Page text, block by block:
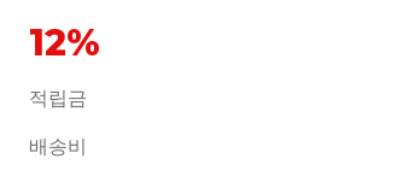
12%
적립금
배송비